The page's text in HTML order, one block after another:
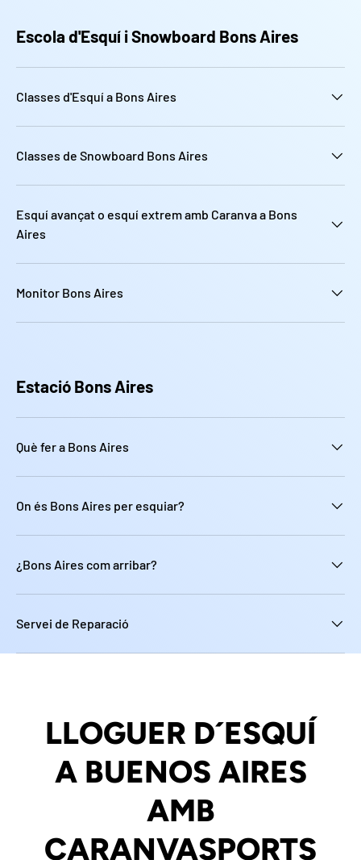
Escola d'Esquí i Snowboard Bons Aires
Classes d'Esquí a Bons Aires
Classes de Snowboard Bons Aires
Esquí avançat o esquí extrem amb Caranva a Bons
Aires
Monitor Bons Aires
Estació Bons Aires
Què fer a Bons Aires
On és Bons Aires per esquiar?
¿Bons Aires com arribar?
Servei de Reparació
LLOGUER D´ESQUÍ
A BUENOS AIRES
AMB
CARANVASPORTS